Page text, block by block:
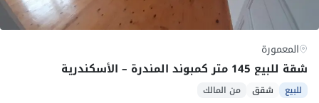
المعمورة
شقة للبيع 145 متر كمبوند المندرة – الأسكندرية
للبيع شقق من المالك